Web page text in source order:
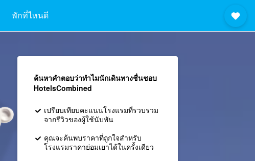
พักที่ไหนดี
ค้นหาคำตอบว่าทำไมนักเดินทางชื่นชอบ
HotelsCombined
เปรียบเทียบคะแนนโรงแรมที่รวบรวม
จากรีวิวของผู้ใช้นับพัน
คุณจะค้นพบราคาที่ถูกใจสำหรับ
โรงแรมราคาย่อมเยาได้ในครั้งเดียว